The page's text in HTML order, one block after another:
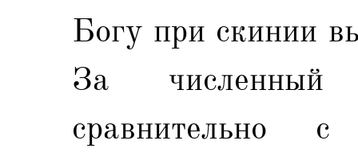
Богу при скинии
За численный
сравнительно